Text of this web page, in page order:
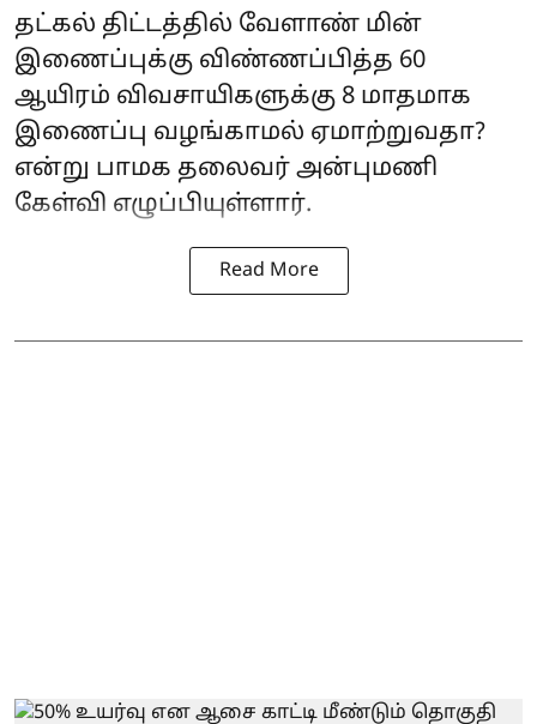
தட்கல் திட்டத்தில் வேளாண் மின்
இணைப்புக்கு விண்ணப்பித்த 60
ஆயிரம் விவசாயிகளுக்கு 8 மாதமாக
இணைப்பு வழங்காமல் ஏமாற்றுவதா?
என்று பாமக தலைவர் அன்புமணி
கேள்வி எழுப்பியுள்ளார்.
Read More